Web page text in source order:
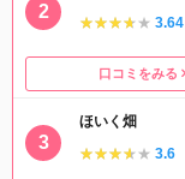
★★★★★
★★★★★ 3.64
口コミをみる
ほいく畑
★★★★★
★★★★★ 3.6